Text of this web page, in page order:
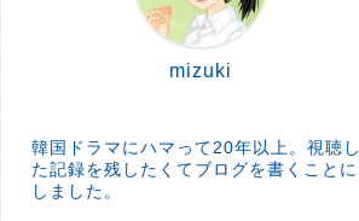
mizuki
韓国ドラマにハマって20年以上。視聴し
た記録を残したくてブログを書くことに
しました。